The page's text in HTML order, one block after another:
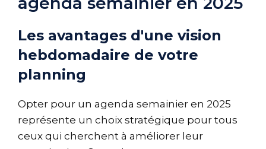
Les avantages d'une vision
hebdomadaire de votre
planning
Opter pour un agenda semainier en 2025
représente un choix stratégique pour tous
ceux qui cherchent à améliorer leur